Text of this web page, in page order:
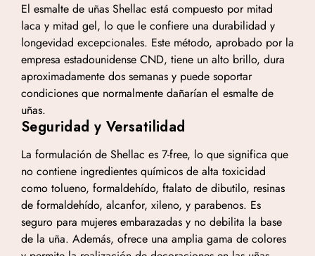
El esmalte de uñas Shellac está compuesto por mitad
laca y mitad gel, lo que le confiere una durabilidad y
longevidad excepcionales. Este método, aprobado por la
empresa estadounidense CND, tiene un alto brillo, dura
aproximadamente dos semanas y puede soportar
condiciones que normalmente dañarían el esmalte de
uñas.
Seguridad y Versatilidad
La formulación de Shellac es 7-free, lo que significa que
no contiene ingredientes químicos de alta toxicidad
como tolueno, formaldehído, ftalato de dibutilo, resinas
de formaldehído, alcanfor, xileno, y parabenos. Es
seguro para mujeres embarazadas y no debilita la base
de la uña. Además, ofrece una amplia gama de colores